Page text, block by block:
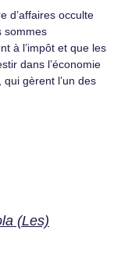
d’affaires occulte
sommes
à l’impôt et que les
dans l’économie
gèrent l’un des
(Les)